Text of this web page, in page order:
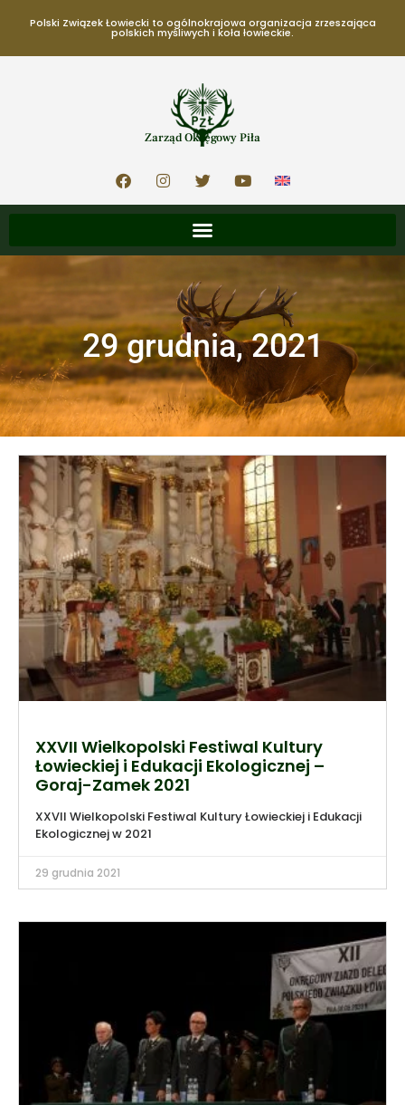
Polski Związek Łowiecki to ogólnokrajowa organizacja zrzeszająca
polskich myśliwych i koła łowieckie.
Zarząd Okręgowy Piła
29 grudnia, 2021
XXVII Wielkopolski Festiwal Kultury
Łowieckiej i Edukacji Ekologicznej –
Goraj-Zamek 2021
XXVII Wielkopolski Festiwal Kultury Łowieckiej i Edukacji
Ekologicznej w 2021
29 grudnia 2021